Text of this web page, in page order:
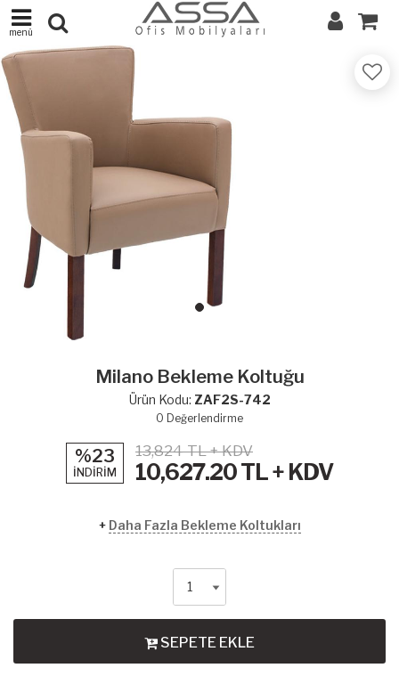
menü
Milano Bekleme Koltuğu
Ürün Kodu: ZAF2S-742
0 Değerlendirme
%23
İNDİRİM
13,824 TL + KDV
10,627.20TL + KDV
+ Daha Fazla Bekleme Koltukları
SEPETE EKLE